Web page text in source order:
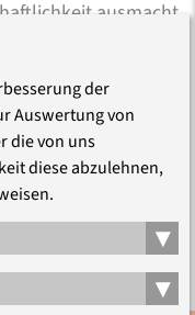
ausmacht,
aus anderen
werden können.
im
gelingt
der Klinik und
braucht
lässt sich das
optimal nutzen?
der
Auswertung von
die von uns
diese abzulehnen,
▾
▾